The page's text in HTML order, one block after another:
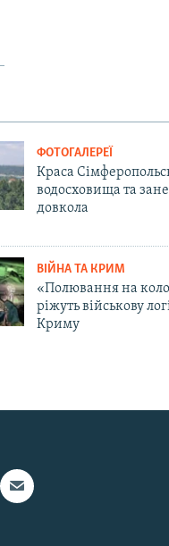
ФОТОГАЛЕРЕЇ
Краса
водосховища та
довкола
ВІЙНА ТА КРИМ
«Полювання на
ріжуть військову
Криму